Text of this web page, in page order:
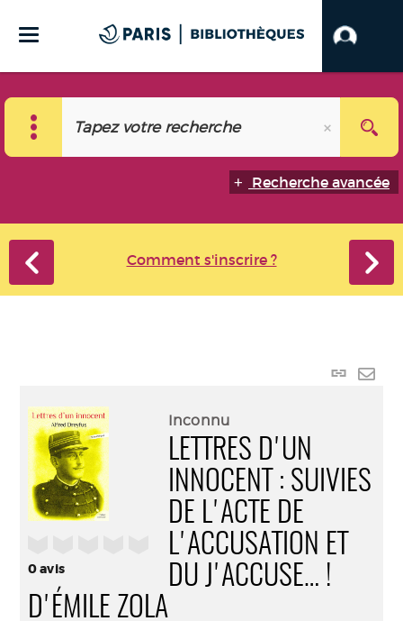
Recherche avancée
Comment s'inscrire ?
Lien
0avis
Inconnu
LETTRES D'UN
INNOCENT : SUIVIES
DE L'ACTE DE
L'ACCUSATION ET
DU J'ACCUSE… !
D'ÉMILE ZOLA